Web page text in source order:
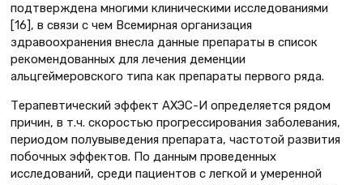
подтверждена многими клиническими исследованиями
[16], в связи с чем Всемирная организация
здравоохранения внесла данные препараты в список
рекомендованных для лечения деменции
альцгеймеровского типа как препараты первого ряда.
Терапевтический эффект АХЭС-И определяется рядом
причин, в т.ч. скоростью прогрессирования заболевания,
периодом полувыведения препарата, частотой развития
побочных эффектов. По данным проведенных
исследований, среди пациентов с легкой и умеренной